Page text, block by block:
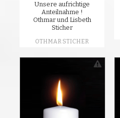
Unsere aufrichtige
Anteilnahme !
Othmar und Lisbeth
Sticher
OTHMAR STICHER